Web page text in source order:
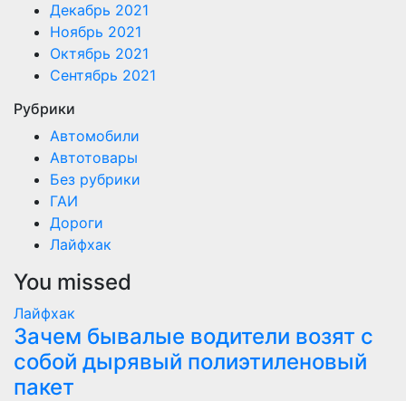
Декабрь 2021
Ноябрь 2021
Октябрь 2021
Сентябрь 2021
Рубрики
Автомобили
Автотовары
Без рубрики
ГАИ
Дороги
Лайфхак
You missed
Лайфхак
Зачем бывалые водители возят с
собой дырявый полиэтиленовый
пакет